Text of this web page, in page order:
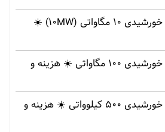
طرح توجیهی نیروگاه خورشیدی 10 مگاواتی (10MW) ☀️
طرح توجیهی نیروگاه خورشیدی 100 مگاواتی ☀️ هزینه‌ و
طرح توجیهی نیروگاه خورشیدی 500 کیلوواتی ☀️ هزینه‌ و